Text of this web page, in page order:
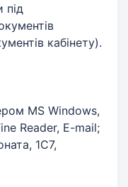
під
кабінету).
MS Windows,
Reader, E-mail;
1С7,